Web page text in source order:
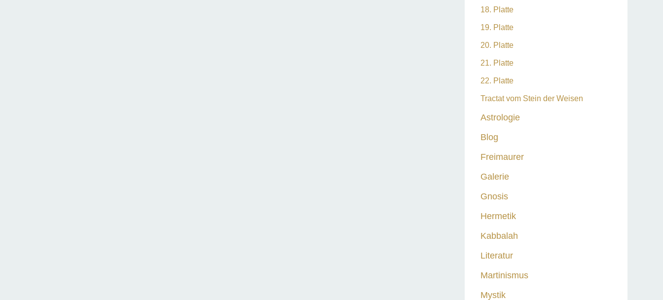
18. Platte
19. Platte
20. Platte
21. Platte
22. Platte
Tractat vom Stein der Weisen
Astrologie
Blog
Freimaurer
Galerie
Gnosis
Hermetik
Kabbalah
Literatur
Martinismus
Mystik